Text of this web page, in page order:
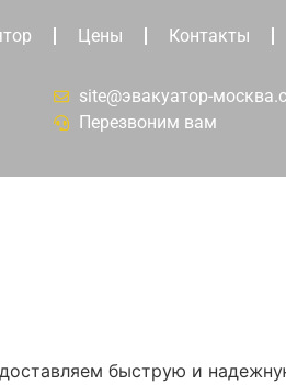
Цены Контакты
site@эвакуатор-
Перезвоним вам
быструю и